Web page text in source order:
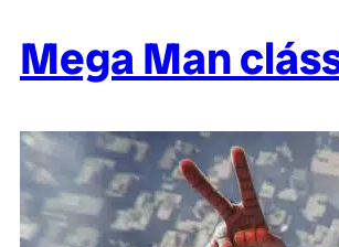
Mega Man